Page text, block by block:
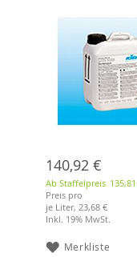
140,92 €
Ab Staffelpreis
Preis pro
je Liter, 23,68 €
Inkl. 19% MwSt.
Merkliste